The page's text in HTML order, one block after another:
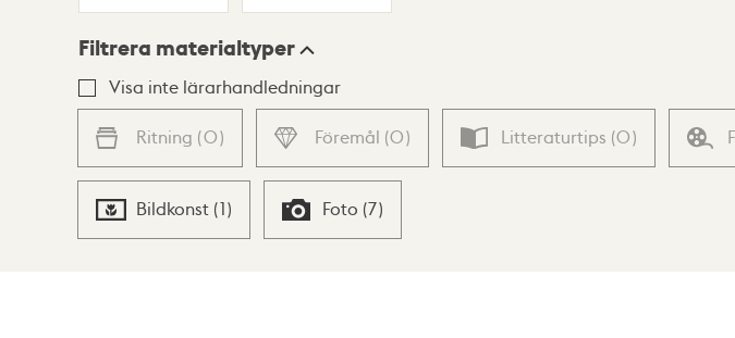
Lista Karta
Filtrera materialtyper
Visa inte lärarhandledningar
Ritning (0) Föremål (0) Litteraturtips (0)
Bildkonst (1) Foto (7)